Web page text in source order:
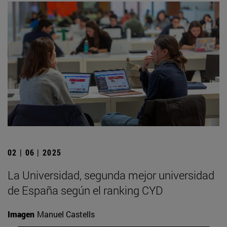
02 | 06 | 2025
La Universidad, segunda mejor universidad
de España según el ranking CYD
Imagen Manuel Castells